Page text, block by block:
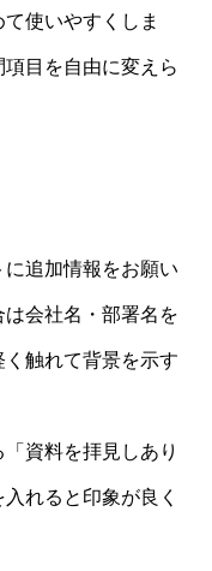
使いやすくしま
目を自由に変えら
追加情報をお願い
会社名・部署名を
触れて背景を示す
資料を拝見しあり
れると印象が良く